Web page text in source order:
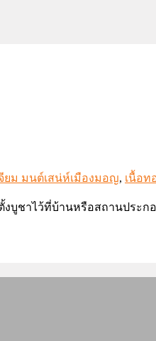
ยม มนต์เสน่ห์เมืองมอญ, เนื้อท
ชาไว้ที่บ้านหรือสถานประ